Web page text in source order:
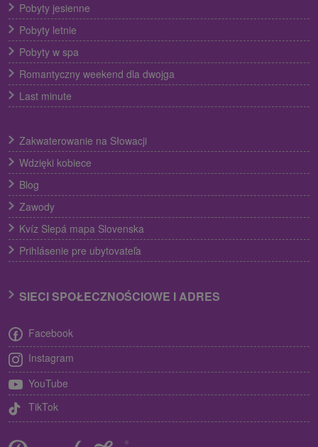
Pobyty jesienne
Pobyty letnie
Pobyty w spa
Romantyczny weekend dla dwojga
Last minute
Zakwaterowanie na Słowacji
Wdzięki kobiece
Blog
Zawody
Kvíz Slepá mapa Slovenska
Prihlásenie pre ubytovateľa
SIECI SPOŁECZNOŚCIOWE I ADRES
Facebook
Instagram
YouTube
TikTok